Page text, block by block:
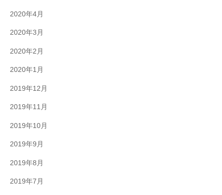
2020年4月
2020年3月
2020年2月
2020年1月
2019年12月
2019年11月
2019年10月
2019年9月
2019年8月
2019年7月